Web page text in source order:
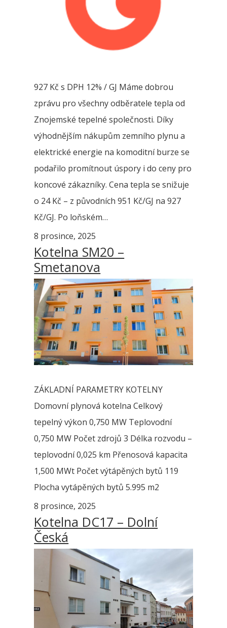
927 Kč s DPH 12% / GJ Máme dobrou
zprávu pro všechny odběratele tepla od
Znojemské tepelné společnosti. Díky
výhodnějším nákupům zemního plynu a
elektrické energie na komoditní burze se
podařilo promítnout úspory i do ceny pro
koncové zákazníky. Cena tepla se snižuje
o 24 Kč – z původních 951 Kč/GJ na 927
Kč/GJ. Po loňském…
8 prosince, 2025
Kotelna SM20 –
Smetanova
ZÁKLADNÍ PARAMETRY KOTELNY
Domovní plynová kotelna Celkový
tepelný výkon 0,750 MW Teplovodní
0,750 MW Počet zdrojů 3 Délka rozvodu –
teplovodní 0,025 km Přenosová kapacita
1,500 MWt Počet výtápěných bytů 119
Plocha vytápěných bytů 5.995 m2
8 prosince, 2025
Kotelna DC17 – Dolní
Česká